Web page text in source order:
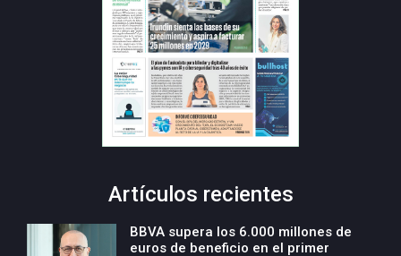
Artículos recientes
BBVA supera los 6.000 millones de
euros de beneficio en el primer